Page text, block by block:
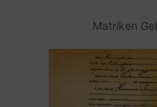
Matriken